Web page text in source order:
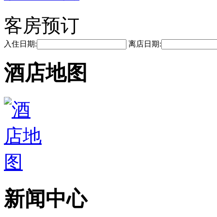
客房预订
入住日期: 离店日期:
酒店地图
新闻中心